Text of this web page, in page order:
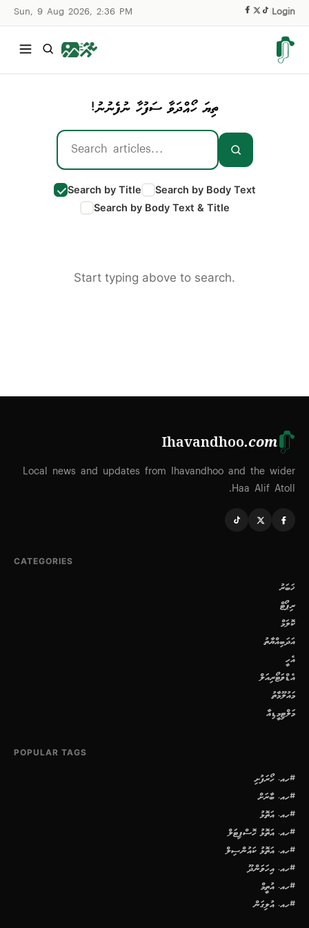
Sun, 9 Aug 2026, 2:36 PM Login
ތިޔަ ހޯއްދަވާ ސަފުހާ ނުފެނުނު!
Search by Title
Search by Body Text
Search by Body Text & Title
Start typing above to search.
Ihavandhoo.com
Local news and updates from Ihavandhoo and the wider
Haa Alif Atoll.
CATEGORIES
ޚަބަރު
ރިޕޯޓް
ކޮލަމް
އަދަބިއްޔާތު
އެހީ
އެޑްވަޓޯރިއަލް
މައުލޫމާތު
މަލްޓިމީޑިއާ
POPULAR TAGS
#ހއ. ހޯރަފުށި
#ހއ. ބާރަށް
#ހއ. އަތޮޅު
#ހއ. އަތޮޅު ހޮސްޕިޓަލް
#ހއ. އަތޮޅު ކައުންސިލް
#ހއ. އިހަވަންދޫ
#ހއ. އުތީމް
#ހއ. އުލިގަން